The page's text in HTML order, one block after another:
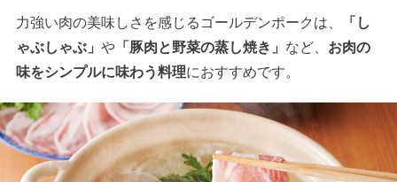
力強い肉の美味しさを感じるゴールデンポークは、
「し
ゃぶしゃぶ」 や「豚肉と野菜の蒸し焼き」 など、 お肉の
味をシンプルに味わう料理におすすめです。